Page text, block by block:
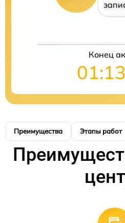
Конец
Преимущества Этапы работ